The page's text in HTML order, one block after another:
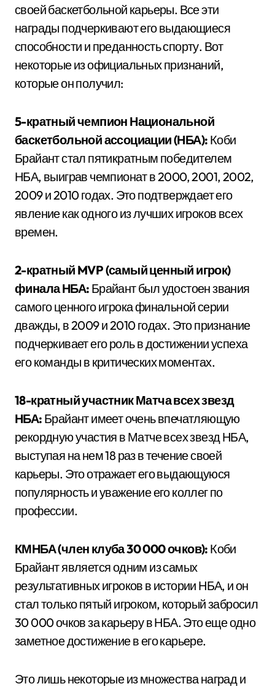
своей баскетбольной карьеры. Все эти
награды подчеркивают его выдающиеся
способности и преданность спорту. Вот
некоторые из официальных признаний,
которые он получил:
5-кратный чемпион Национальной
баскетбольной ассоциации (НБА): Коби
Брайант стал пятикратным победителем
НБА, выиграв чемпионат в 2000, 2001, 2002,
2009 и 2010 годах. Это подтверждает его
явление как одного из лучших игроков всех
времен.
2-кратный MVP (самый ценный игрок)
финала НБА: Брайант был удостоен звания
самого ценного игрока финальной серии
дважды, в 2009 и 2010 годах. Это признание
подчеркивает его роль в достижении успеха
его команды в критических моментах.
18-кратный участник Матча всех звезд
НБА: Брайант имеет очень впечатляющую
рекордную участия в Матче всех звезд НБА,
выступая на нем 18 раз в течение своей
карьеры. Это отражает его выдающуюся
популярность и уважение его коллег по
профессии.
КМНБА (член клуба 30 000 очков): Коби
Брайант является одним из самых
результативных игроков в истории НБА, и он
стал только пятый игроком, который забросил
30 000 очков за карьеру в НБА. Это еще одно
заметное достижение в его карьере.
Это лишь некоторые из множества наград и